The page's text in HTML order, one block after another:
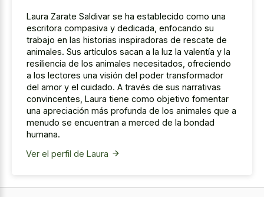
Laura Zarate Saldivar se ha establecido como una
escritora compasiva y dedicada, enfocando su
trabajo en las historias inspiradoras de rescate de
animales. Sus artículos sacan a la luz la valentía y la
resiliencia de los animales necesitados, ofreciendo
a los lectores una visión del poder transformador
del amor y el cuidado. A través de sus narrativas
convincentes, Laura tiene como objetivo fomentar
una apreciación más profunda de los animales que a
menudo se encuentran a merced de la bondad
humana.
Ver el perfil de Laura